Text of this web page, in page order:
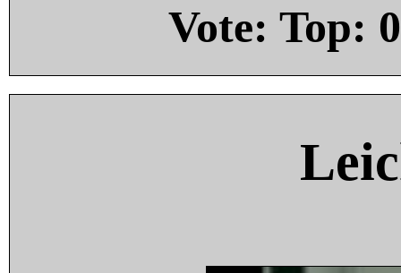
Vote: Top: 0